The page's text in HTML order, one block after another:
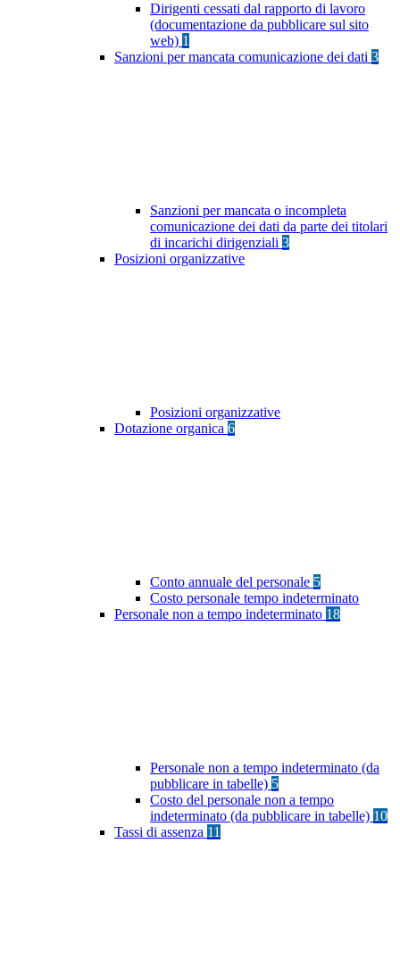
Dirigenti cessati dal rapporto di lavoro
(documentazione da pubblicare sul sito
web) 1
Sanzioni per mancata comunicazione dei dati 3
Sanzioni per mancata o incompleta
comunicazione dei dati da parte dei titolari
di incarichi dirigenziali 3
Posizioni organizzative
Posizioni organizzative
Dotazione organica 6
Conto annuale del personale 5
Costo personale tempo indeterminato
Personale non a tempo indeterminato 18
Personale non a tempo indeterminato (da
pubblicare in tabelle) 5
Costo del personale non a tempo
indeterminato (da pubblicare in tabelle) 10
Tassi di assenza 11